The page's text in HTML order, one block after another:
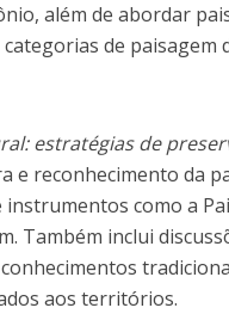
além de abordar
de paisagem
estratégias de
e reconhecimento da
como a
Também inclui
aos territórios.